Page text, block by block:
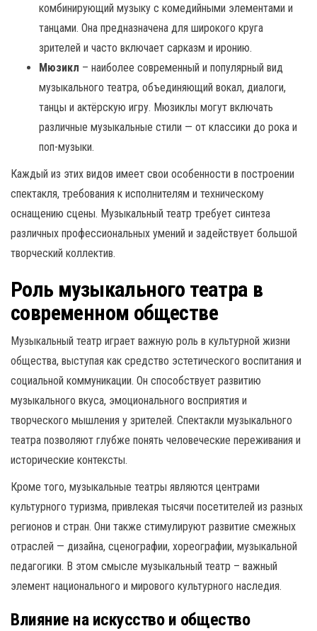
комбинирующий музыку с комедийными элементами и
танцами. Она предназначена для широкого круга
зрителей и часто включает сарказм и иронию.
Мюзикл – наиболее современный и популярный вид
музыкального театра, объединяющий вокал, диалоги,
танцы и актёрскую игру. Мюзиклы могут включать
различные музыкальные стили — от классики до рока и
поп-музыки.
Каждый из этих видов имеет свои особенности в построении
спектакля, требования к исполнителям и техническому
оснащению сцены. Музыкальный театр требует синтеза
различных профессиональных умений и задействует большой
творческий коллектив.
Роль музыкального театра в
современном обществе
Музыкальный театр играет важную роль в культурной жизни
общества, выступая как средство эстетического воспитания и
социальной коммуникации. Он способствует развитию
музыкального вкуса, эмоционального восприятия и
творческого мышления у зрителей. Спектакли музыкального
театра позволяют глубже понять человеческие переживания и
исторические контексты.
Кроме того, музыкальные театры являются центрами
культурного туризма, привлекая тысячи посетителей из разных
регионов и стран. Они также стимулируют развитие смежных
отраслей — дизайна, сценографии, хореографии, музыкальной
педагогики. В этом смысле музыкальный театр – важный
элемент национального и мирового культурного наследия.
Влияние на искусство и общество